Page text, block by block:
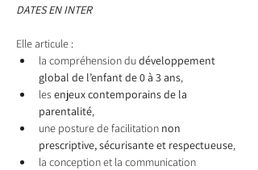
DATES EN INTER
Elle articule :
la compréhension du développement
global de l’enfant de 0 à 3 ans,
les enjeux contemporains de la
parentalité,
une posture de facilitation non
prescriptive, sécurisante et respectueuse,
la conception et la communication